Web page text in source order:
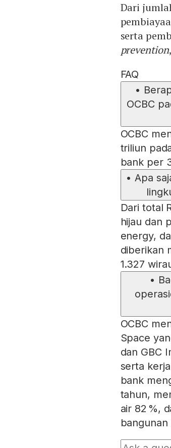
Dari
serta
prevention
FAQ
•
OCBC
OCBC
triliun
bank per
• Apa
Dari total
hijau dan
energy,
diberikan
1.327
•
OCBC
Space
dan GBC
serta
bank
tahun,
air 82 %,
bangunan